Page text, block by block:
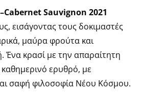
Sauvignon 2021
εισάγοντας τους δοκιμαστές
μαύρα φρούτα και
Ένα κρασί με την απαραίτητη
ερυθρό, με
σαφή φιλοσοφία Νέου Κόσμου.